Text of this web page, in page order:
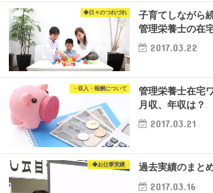
◆日々のつれづれ
子育てしながら
管理栄養士の在
2017.03.22
・収入・報酬について
管理栄養士在宅
月収、年収は？
2017.03.21
◆お仕事実績 過去実績のまと
2017.03.16